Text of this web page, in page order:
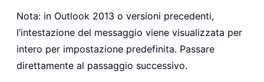
Nota: in Outlook 2013 o versioni precedenti,
l’intestazione del messaggio viene visualizzata per
intero per impostazione predefinita. Passare
direttamente al passaggio successivo.